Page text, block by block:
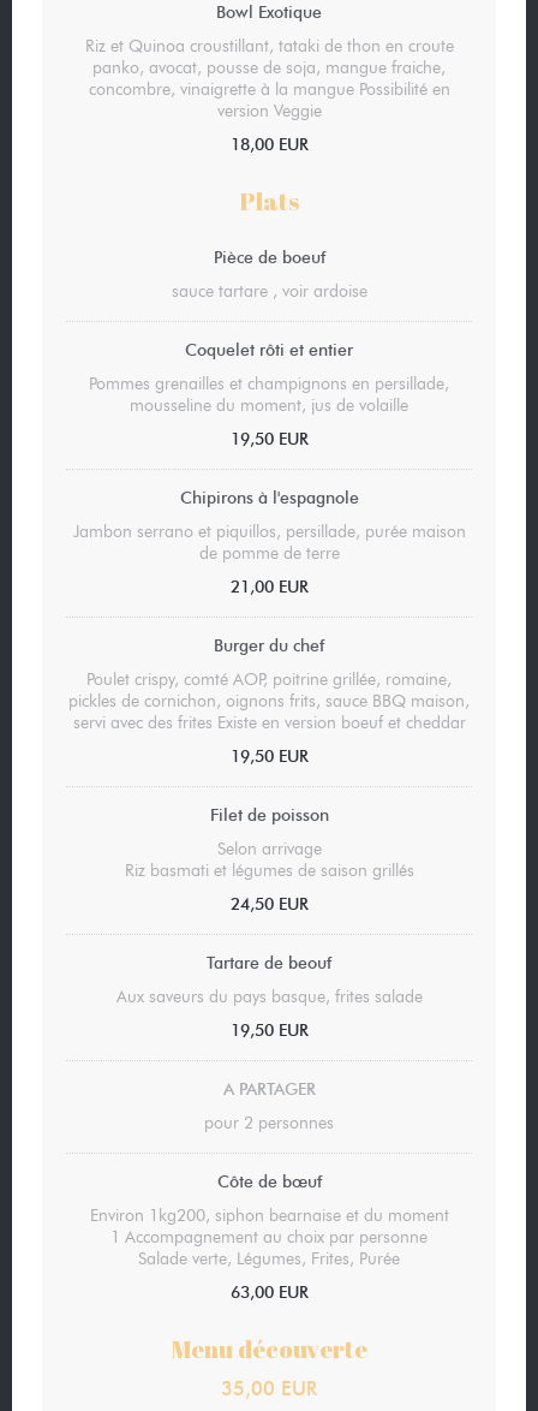
Bowl Exotique
Riz et Quinoa croustillant, tataki de thon en croute
panko, avocat, pousse de soja, mangue fraiche,
concombre, vinaigrette à la mangue Possibilité en
version Veggie
18,00 EUR
Plats
Pièce de boeuf
sauce tartare , voir ardoise
Coquelet rôti et entier
Pommes grenailles et champignons en persillade,
mousseline du moment, jus de volaille
19,50 EUR
Chipirons à l'espagnole
Jambon serrano et piquillos, persillade, purée maison
de pomme de terre
21,00 EUR
Burger du chef
Poulet crispy, comté AOP, poitrine grillée, romaine,
pickles de cornichon, oignons frits, sauce BBQ maison,
servi avec des frites Existe en version boeuf et cheddar
19,50 EUR
Filet de poisson
Selon arrivage
Riz basmati et légumes de saison grillés
24,50 EUR
Tartare de beouf
Aux saveurs du pays basque, frites salade
19,50 EUR
A PARTAGER
pour 2 personnes
Côte de bœuf
Environ 1kg200, siphon bearnaise et du moment
1 Accompagnement au choix par personne
Salade verte, Légumes, Frites, Purée
63,00 EUR
Menu découverte
35,00 EUR